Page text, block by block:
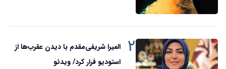
۲
المیرا شریفی‌مقدم با دیدن عقرب‌ها از
استودیو فرار کرد/ ویدئو